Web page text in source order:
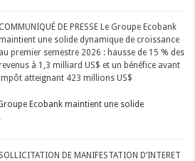
COMMUNIQUÉ DE PRESSE Le Groupe Ecobank
une solide dynamique de croissance
au premier semestre 2026 : hausse de 15 % des
à 1,3 milliard US$ et un bénéfice avant
atteignant 423 millions US$
Groupe Ecobank maintient une solide
SOLLICITATION DE MANIFESTATION D’INTERET